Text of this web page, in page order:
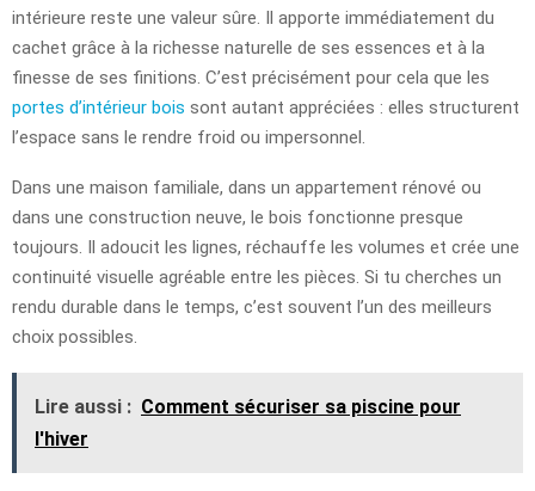
intérieure reste une valeur sûre. Il apporte immédiatement du
cachet grâce à la richesse naturelle de ses essences et à la
finesse de ses finitions. C’est précisément pour cela que les
portes d’intérieur bois sont autant appréciées : elles structurent
l’espace sans le rendre froid ou impersonnel.
Dans une maison familiale, dans un appartement rénové ou
dans une construction neuve, le bois fonctionne presque
toujours. Il adoucit les lignes, réchauffe les volumes et crée une
continuité visuelle agréable entre les pièces. Si tu cherches un
rendu durable dans le temps, c’est souvent l’un des meilleurs
choix possibles.
Lire aussi : Comment sécuriser sa piscine pour
l'hiver